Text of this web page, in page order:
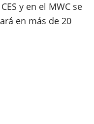
y en el MWC se
en más de 20